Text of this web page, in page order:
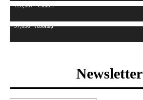
128,657 Cititori
97,058 Abonați
Newsletter